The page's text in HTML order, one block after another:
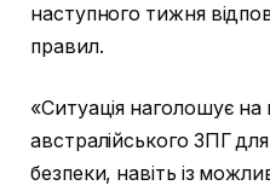
наступного тижня
правил.
«Ситуація наголошує на
австралійського ЗПГ
безпеки, навіть із